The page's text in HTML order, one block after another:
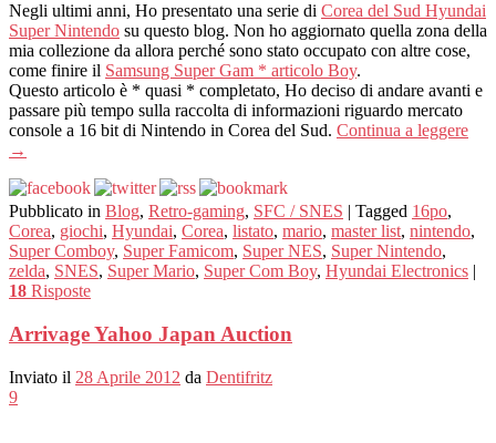
Negli ultimi anni, Ho presentato una serie di Corea del Sud Hyundai
Super Nintendo su questo blog. Non ho aggiornato quella zona della
mia collezione da allora perché sono stato occupato con altre cose,
come finire il Samsung Super Gam * articolo Boy.
Questo articolo è * quasi * completato, Ho deciso di andare avanti e
passare più tempo sulla raccolta di informazioni riguardo mercato
console a 16 bit di Nintendo in Corea del Sud. Continua a leggere
→
Pubblicato in Blog, Retro-gaming, SFC / SNES | Tagged 16po,
Corea, giochi, Hyundai, Corea, listato, mario, master list, nintendo,
Super Comboy, Super Famicom, Super NES, Super Nintendo,
zelda, SNES, Super Mario, Super Com Boy, Hyundai Electronics |
18 Risposte
Arrivage Yahoo Japan Auction
Inviato il 28 Aprile 2012 da Dentifritz
9